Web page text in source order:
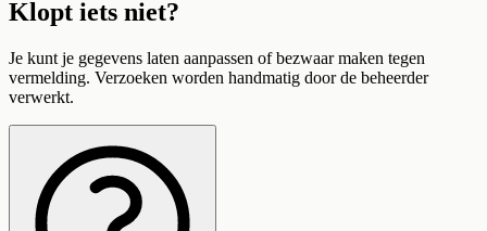
Klopt iets niet?
Je kunt je gegevens laten aanpassen of bezwaar maken tegen
vermelding. Verzoeken worden handmatig door de beheerder
verwerkt.